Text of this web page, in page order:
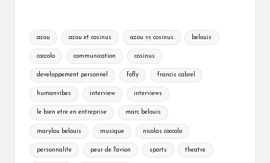
Tags:
azou azou et cosinus azou vs cosinus belouis
coccolo communication cosinus
developpement personnel fofly francis cabrel
humanvibes interview interviews
le bien etre en entreprise marc belouis
marylou belouis musique nicolas coccolo
personnalite peur de l'avion sports theatre